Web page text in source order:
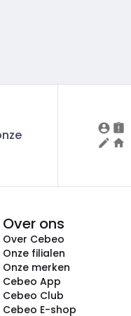
Over ons
Over Cebeo
Onze filialen
Onze merken
Cebeo App
Cebeo Club
Cebeo E-shop